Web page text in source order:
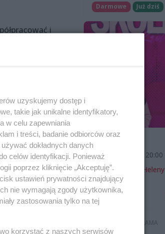
i
monokulturowy
Używamy
nie mają
Ja się tylko
to umacniać i
Darmowe
Już dziś
SKOLIM
7 sierpnia 2026, 20:00
Teatr Letni im. Heleny
Majdaniec
Koncerty
uzyskujemy dostęp i
takie jak unikalne identyfikatory,
w celu zapewniania
i treści, badanie odbiorców oraz
dokładnych danych
celów identyfikacji. Ponieważ
poprzez kliknięcie „Akceptuję”.
ustawień prywatności znajdujący
nie wymagają zgody użytkownika,
zastosowania tylko na tej
korzystać z naszych serwisów